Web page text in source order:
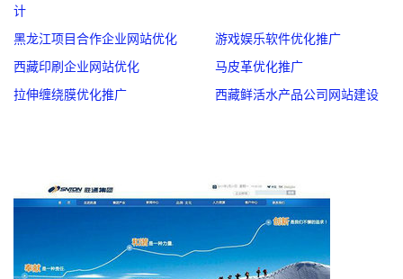
计
黑龙江项目合作企业网站优化
游戏娱乐软件优化推广
西藏印刷企业网站优化
马皮革优化推广
拉伸缠绕膜优化推广
西藏鲜活水产品公司网站建设